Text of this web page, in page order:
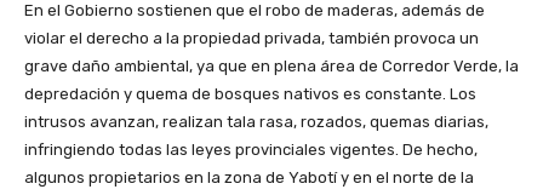
En el Gobierno sostienen que el robo de maderas, además de
violar el derecho a la propiedad privada, también provoca un
grave daño ambiental, ya que en plena área de Corredor Verde, la
depredación y quema de bosques nativos es constante. Los
intrusos avanzan, realizan tala rasa, rozados, quemas diarias,
infringiendo todas las leyes provinciales vigentes. De hecho,
algunos propietarios en la zona de Yabotí y en el norte de la